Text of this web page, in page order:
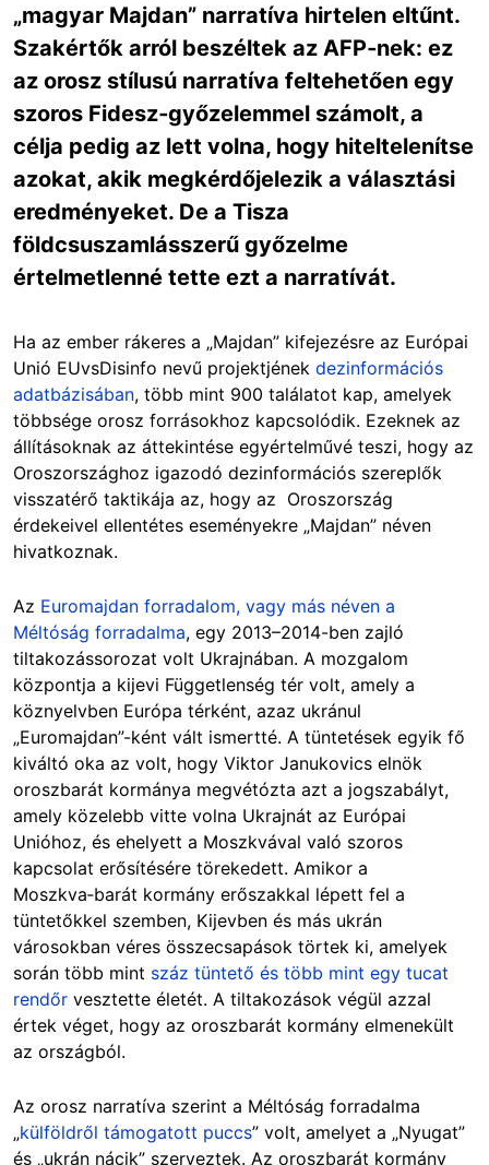
„magyar Majdan” narratíva hirtelen eltűnt.
Szakértők arról beszéltek az AFP‑nek: ez
az orosz stílusú narratíva feltehetően egy
szoros Fidesz‑győzelemmel számolt, a
célja pedig az lett volna, hogy hiteltelenítse
azokat, akik megkérdőjelezik a választási
eredményeket. De a Tisza
földcsuszamlásszerű győzelme
értelmetlenné tette ezt a narratívát.
Ha az ember rákeres a „Majdan” kifejezésre az Európai
Unió EUvsDisinfo nevű projektjének dezinformációs
adatbázisában, több mint 900 találatot kap, amelyek
többsége orosz forrásokhoz kapcsolódik. Ezeknek az
állításoknak az áttekintése egyértelművé teszi, hogy az
Oroszországhoz igazodó dezinformációs szereplők
visszatérő taktikája az, hogy az Oroszország
érdekeivel ellentétes eseményekre „Majdan” néven
hivatkoznak.
Az Euromajdan forradalom, vagy más néven a
Méltóság forradalma, egy 2013–2014-ben zajló
tiltakozássorozat volt Ukrajnában. A mozgalom
központja a kijevi Függetlenség tér volt, amely a
köznyelvben Európa térként, azaz ukránul
„Euromajdan”-ként vált ismertté. A tüntetések egyik fő
kiváltó oka az volt, hogy Viktor Janukovics elnök
oroszbarát kormánya megvétózta azt a jogszabályt,
amely közelebb vitte volna Ukrajnát az Európai
Unióhoz, és ehelyett a Moszkvával való szoros
kapcsolat erősítésére törekedett. Amikor a
Moszkva‑barát kormány erőszakkal lépett fel a
tüntetőkkel szemben, Kijevben és más ukrán
városokban véres összecsapások törtek ki, amelyek
során több mint száz tüntető és több mint egy tucat
rendőr vesztette életét. A tiltakozások végül azzal
értek véget, hogy az oroszbarát kormány elmenekült
az országból.
Az orosz narratíva szerint a Méltóság forradalma
„külföldről támogatott puccs” volt, amelyet a „Nyugat”
és „ukrán nácik” szerveztek. Az oroszbarát kormány